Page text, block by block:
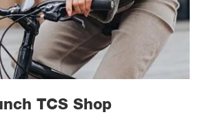
TCS Shop